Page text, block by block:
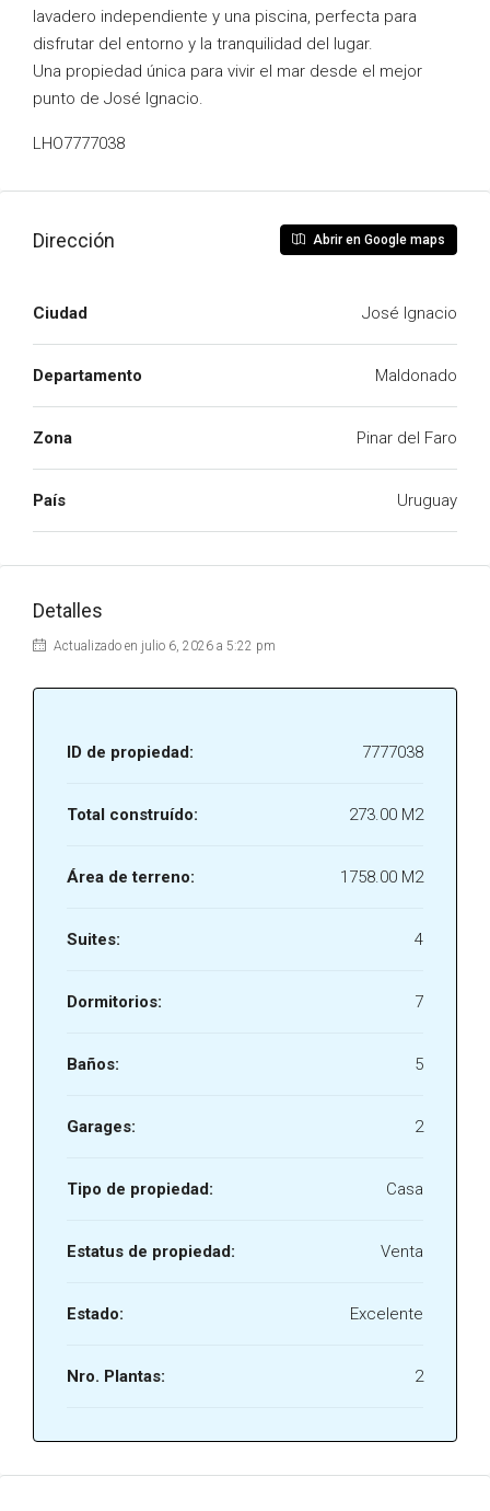
lavadero independiente y una piscina, perfecta para
disfrutar del entorno y la tranquilidad del lugar.
Una propiedad única para vivir el mar desde el mejor
punto de José Ignacio.
LHO7777038
Dirección Abrir en Google maps
Ciudad José Ignacio
Departamento Maldonado
Zona Pinar del Faro
País Uruguay
Detalles
Actualizado en julio 6, 2026 a 5:22 pm
ID de propiedad: 7777038
Total construído: 273.00 M2
Área de terreno: 1758.00 M2
Suites: 4
Dormitorios: 7
Baños: 5
Garages: 2
Tipo de propiedad: Casa
Estatus de propiedad: Venta
Estado: Excelente
Nro. Plantas: 2